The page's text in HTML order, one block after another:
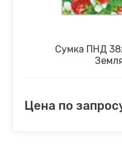
Сумка ПНД
Цена по